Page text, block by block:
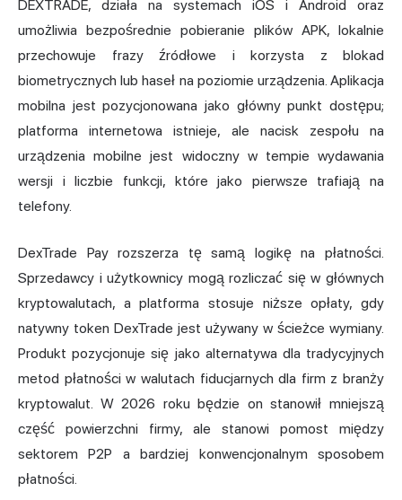
DEXTRADE, działa na systemach iOS i Android oraz
umożliwia bezpośrednie pobieranie plików APK, lokalnie
przechowuje frazy źródłowe i korzysta z blokad
biometrycznych lub haseł na poziomie urządzenia. Aplikacja
mobilna jest pozycjonowana jako główny punkt dostępu;
platforma internetowa istnieje, ale nacisk zespołu na
urządzenia mobilne jest widoczny w tempie wydawania
wersji i liczbie funkcji, które jako pierwsze trafiają na
telefony.
DexTrade Pay rozszerza tę samą logikę na płatności.
Sprzedawcy i użytkownicy mogą rozliczać się w głównych
kryptowalutach, a platforma stosuje niższe opłaty, gdy
natywny token DexTrade jest używany w ścieżce wymiany.
Produkt pozycjonuje się jako alternatywa dla tradycyjnych
metod płatności w walutach fiducjarnych dla firm z branży
kryptowalut. W 2026 roku będzie on stanowił mniejszą
część powierzchni firmy, ale stanowi pomost między
sektorem P2P a bardziej konwencjonalnym sposobem
płatności.